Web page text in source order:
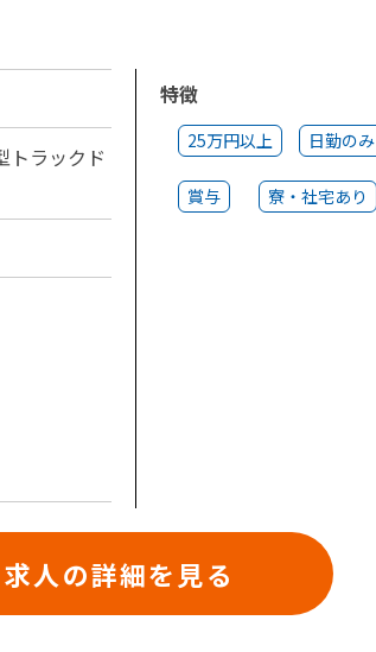
トラックド
特徴
25万円以上 日勤のみ
賞与 寮・社宅あり
求人の詳細を見る